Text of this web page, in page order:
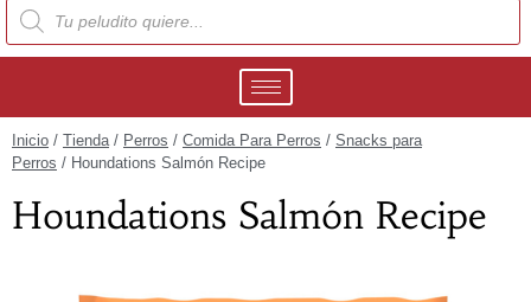
Inicio / Tienda/ Perros / Comida Para Perros / Snacks para
Perros / Houndations Salmón Recipe
Houndations Salmón Recipe